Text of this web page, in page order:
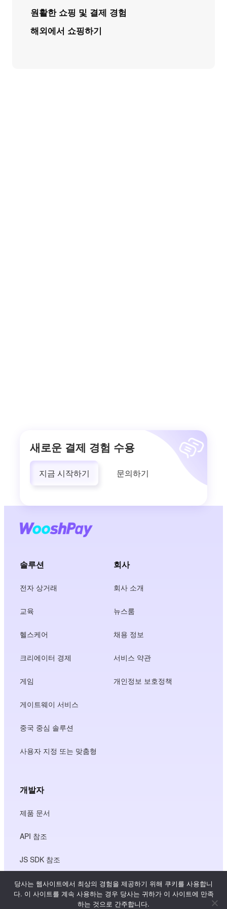
원활한 쇼핑 및 결제 경험
해외에서 쇼핑하기
새로운 결제 경험 수용
지금 시작하기 문의하기
솔루션
전자 상거래
교육
헬스케어
크리에이터 경제
게임
게이트웨이 서비스
중국 중심 솔루션
사용자 지정 또는 맞춤형
회사
회사 소개
뉴스룸
채용 정보
서비스 약관
개인정보 보호정책
개발자
제품 문서
API 참조
JS SDK 참조
리소스
당사는 웹사이트에서 최상의 경험을 제공하기 위해 쿠키를 사용합니
다. 이 사이트를 계속 사용하는 경우 당사는 귀하가 이 사이트에 만족
하는 것으로 간주합니다.